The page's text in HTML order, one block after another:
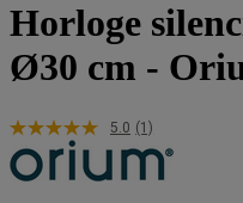
Horloge
Ø30 cm -
5.0 (1)